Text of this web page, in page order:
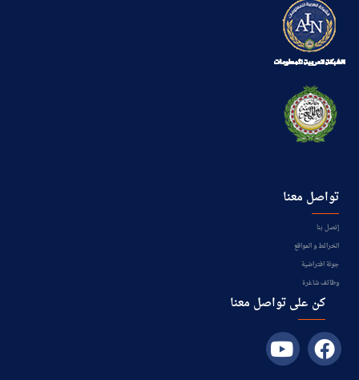
تواصل معنا
إتصل بنا
الخرائط و المواقع
جولة افتراضية
وظائف شاغرة
كن على تواصل معنا